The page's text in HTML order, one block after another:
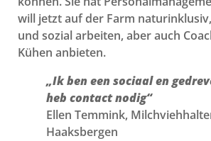
will jetzt auf der Farm
und sozial arbeiten, aber auch
Kühen anbieten.
„Ik ben een sociaal en
heb contact nodig“
Ellen Temmink,
Haaksbergen